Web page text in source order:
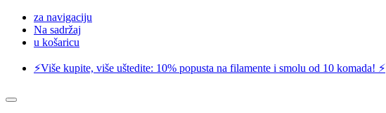
za navigaciju
Na sadržaj
u košaricu
⚡️Više kupite, više uštedite: 10% popusta na filamente i smolu od 10 komada! ⚡️